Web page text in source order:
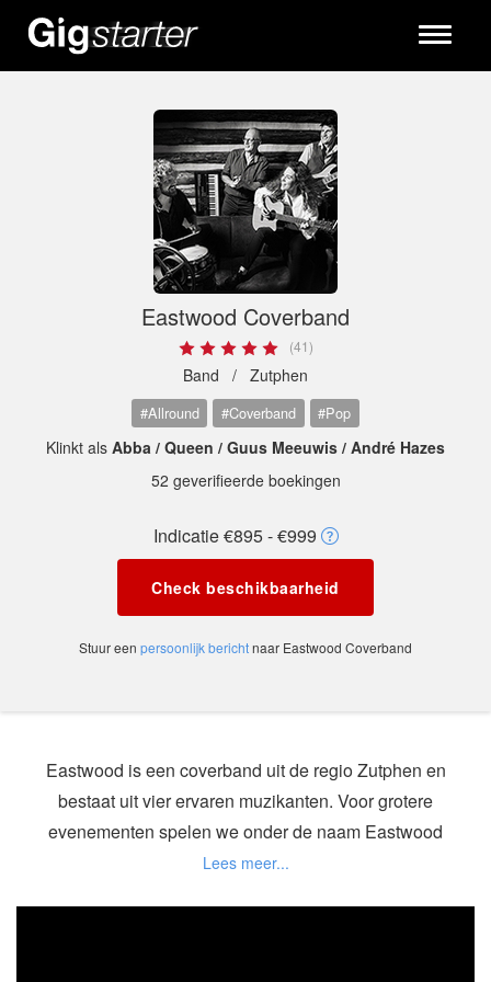
Toggle
Eastwood Coverband
(41)
Band / Zutphen
#Allround #Coverband #Pop
Klinkt als Abba / Queen / Guus Meeuwis / André Hazes
52 geverifieerde boekingen
Indicatie €895 - €999
Check beschikbaarheid
Stuur een persoonlijk berichtnaar Eastwood Coverband
Eastwood is een coverband uit de regio Zutphen en
bestaat uit vier ervaren muzikanten. Voor grotere
evenementen spelen we onder de naam Eastwood
XL. De band wordt uitgebreid met een extra gitarist